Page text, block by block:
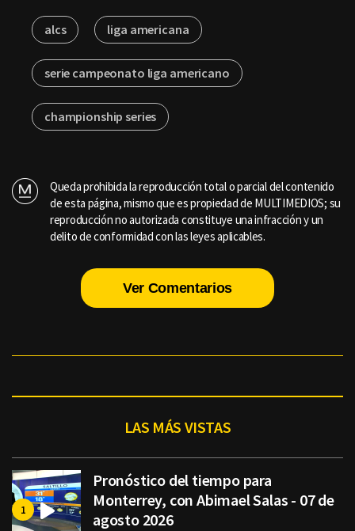
alcs liga americana
serie campeonato liga americano
championship series
Queda prohibida la reproducción total o parcial del contenido
de esta página, mismo que es propiedad de MULTIMEDIOS; su
reproducción no autorizada constituye una infracción y un
delito de conformidad con las leyes aplicables.
Ver Comentarios
LAS MÁS VISTAS
Pronóstico del tiempo para
Monterrey, con Abimael Salas - 07 de
agosto 2026